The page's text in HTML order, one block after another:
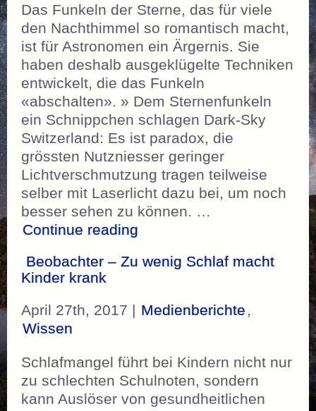
Das Funkeln der Sterne, das für viele
den Nachthimmel so romantisch macht,
ist für Astronomen ein Ärgernis. Sie
haben deshalb ausgeklügelte Techniken
entwickelt, die das Funkeln
«abschalten». » Dem Sternenfunkeln
ein Schnippchen schlagen Dark-Sky
Switzerland: Es ist paradox, die
grössten Nutzniesser geringer
Lichtverschmutzung tragen teilweise
selber mit Laserlicht dazu bei, um noch
besser sehen zu können. …
Continue reading „NZZ – Dem
Beobachter – Zu wenig Schlaf macht
Kinder krank
April 27th, 2017 | Medienberichte ,
Wissen
Schlafmangel führt bei Kindern nicht nur
zu schlechten Schulnoten, sondern
kann Auslöser von gesundheitlichen